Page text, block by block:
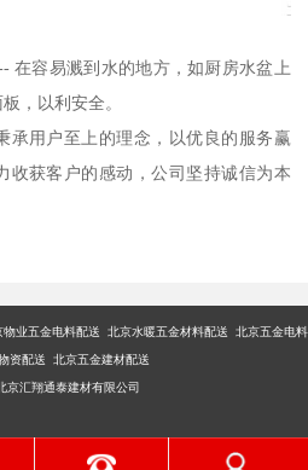
在容易溅到水的地方，如厨房水盆上
，以利安全。
承用户至上的理念，以优良的服务赢
收获客户的感动，公司坚持诚信为本
业五金电料配送 北京水暖五金材料配送 北京五金电料
资配送 北京五金建材配送
京汇翔通泰建材有限公司